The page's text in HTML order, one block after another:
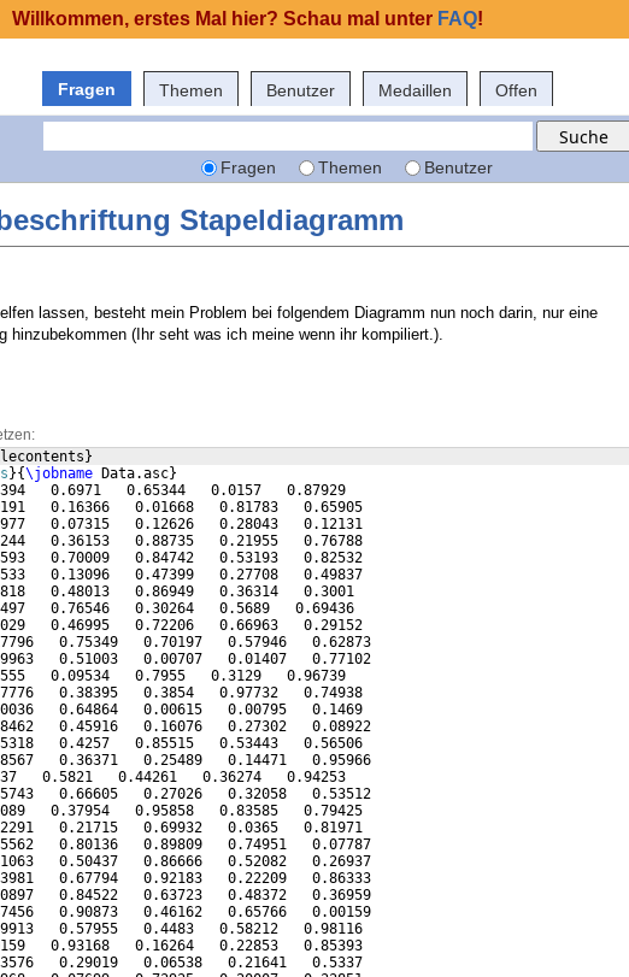
Fragen Themen Benutzer Medaillen Offen
Fragen Themen Benutzer
Stapeldiagramm
lassen, besteht mein Problem bei folgendem Diagramm nun noch darin, nur eine
hinzubekommen (Ihr seht was ich meine wenn ihr kompiliert.).
}
}{\jobname Data.asc}
0.6971   0.65344   0.0157   0.87929
0.16366   0.01668   0.81783   0.65905
0.07315   0.12626   0.28043   0.12131
0.36153   0.88735   0.21955   0.76788
0.70009   0.84742   0.53193   0.82532
0.13096   0.47399   0.27708   0.49837
0.48013   0.86949   0.36314   0.3001
0.76546   0.30264   0.5689   0.69436
0.46995   0.72206   0.66963   0.29152
0.75349   0.70197   0.57946   0.62873
0.51003   0.00707   0.01407   0.77102
0.09534   0.7955   0.3129   0.96739
0.38395   0.3854   0.97732   0.74938
0.64864   0.00615   0.00795   0.1469
0.45916   0.16076   0.27302   0.08922
0.4257   0.85515   0.53443   0.56506
0.36371   0.25489   0.14471   0.95966
0.5821   0.44261   0.36274   0.94253
0.66605   0.27026   0.32058   0.53512
0.37954   0.95858   0.83585   0.79425
0.21715   0.69932   0.0365   0.81971
0.80136   0.89809   0.74951   0.07787
0.50437   0.86666   0.52082   0.26937
0.67794   0.92183   0.22209   0.86333
0.84522   0.63723   0.48372   0.36959
0.90873   0.46162   0.65766   0.00159
0.57955   0.4483   0.58212   0.98116
0.93168   0.16264   0.22853   0.85393
0.29019   0.06538   0.21641   0.5337
Willkommen, erstes Mal hier? Schau mal unter FAQ!